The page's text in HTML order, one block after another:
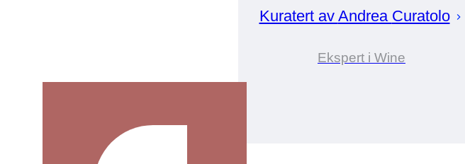
Kuratert av Andrea Curatolo
Ekspert i Wine